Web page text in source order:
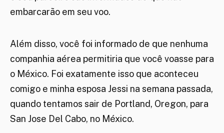
embarcarão em seu voo.
Além disso, você foi informado de que nenhuma
companhia aérea permitiria que você voasse para
o México. Foi exatamente isso que aconteceu
comigo e minha esposa Jessi na semana passada,
quando tentamos sair de Portland, Oregon, para
San Jose Del Cabo, no México.